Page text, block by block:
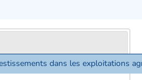
dans les exploitations